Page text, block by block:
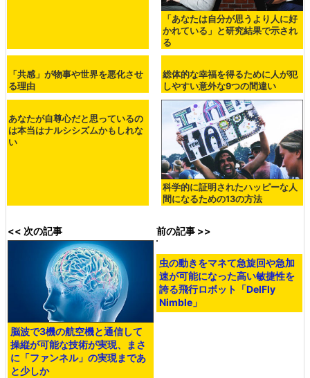
「あなたは自分が思うより人に好
かれている」と研究結果で示され
る
「共感」が物事や世界を悪化させ
る理由
総体的な幸福を得るために人が犯
しやすい意外な9つの間違い
あなたが自尊心だと思っているの
は本当はナルシシズムかもしれな
い
科学的に証明されたハッピーな人
間になるための13の方法
<< 次の記事
脳波で3機の航空機と通信して
操縦が可能な技術が実現、まさ
に「ファンネル」の実現まであ
と少しか
前の記事 >>
虫の動きをマネて急旋回や急加
速が可能になった高い敏捷性を
誇る飛行ロボット「DelFly
Nimble」